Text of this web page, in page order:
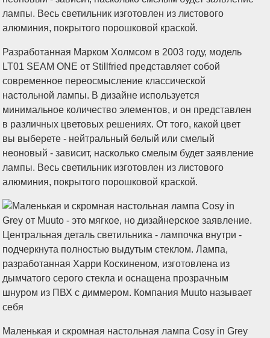
Разработанная Марком Холмсом в 2003 году, модель
LT01 SEAM ONE от Stillfried представляет собой
современное переосмысление классической
настольной лампы. В дизайне используется
минимальное количество элементов, и он представлен
в различных цветовых решениях. От того, какой цвет
вы выберете - нейтральный белый или смелый
неоновый - зависит, насколько смелым будет заявление
лампы. Весь светильник изготовлен из листового
алюминия, покрытого порошковой краской.
Маленькая и скромная настольная лампа Cosy in Grey